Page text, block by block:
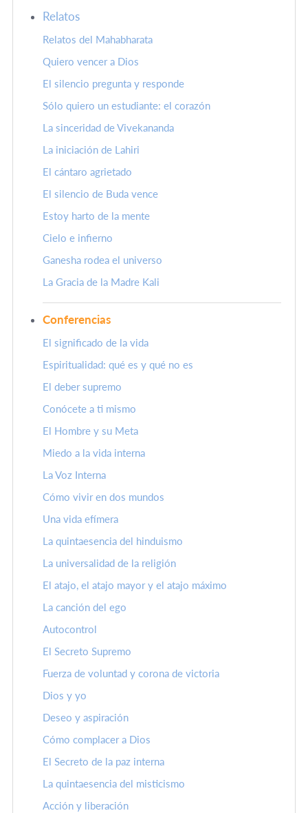
Relatos
Relatos del Mahabharata
Quiero vencer a Dios
El silencio pregunta y responde
Sólo quiero un estudiante: el corazón
La sinceridad de Vivekananda
La iniciación de Lahiri
El cántaro agrietado
El silencio de Buda vence
Estoy harto de la mente
Cielo e infierno
Ganesha rodea el universo
La Gracia de la Madre Kali
Conferencias
El significado de la vida
Espiritualidad: qué es y qué no es
El deber supremo
Conócete a ti mismo
El Hombre y su Meta
Miedo a la vida interna
La Voz Interna
Cómo vivir en dos mundos
Una vida efímera
La quintaesencia del hinduismo
La universalidad de la religión
El atajo, el atajo mayor y el atajo máximo
La canción del ego
Autocontrol
El Secreto Supremo
Fuerza de voluntad y corona de victoria
Dios y yo
Deseo y aspiración
Cómo complacer a Dios
El Secreto de la paz interna
La quintaesencia del misticismo
Acción y liberación